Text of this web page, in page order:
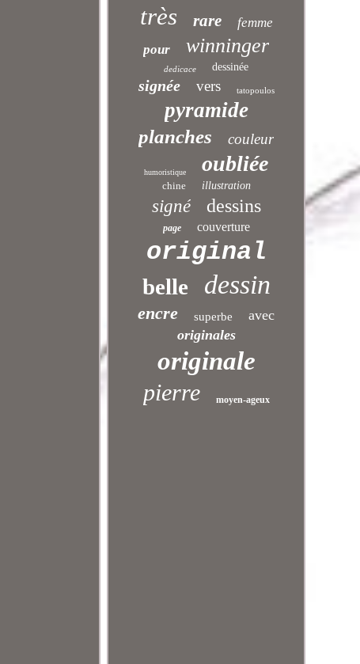
très rare
femme
pour
winninger
dedicace dessinée
signée vers tatopoulos
pyramide
planches couleur
humoristique oubliée
chine illustration
signé dessins
page couverture
original
belle dessin
encre superbe
avec
originales
originale
pierre moyen-ageux